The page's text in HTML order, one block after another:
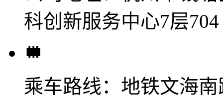
科创新服务中心7层704
乘车路线： 地铁文海